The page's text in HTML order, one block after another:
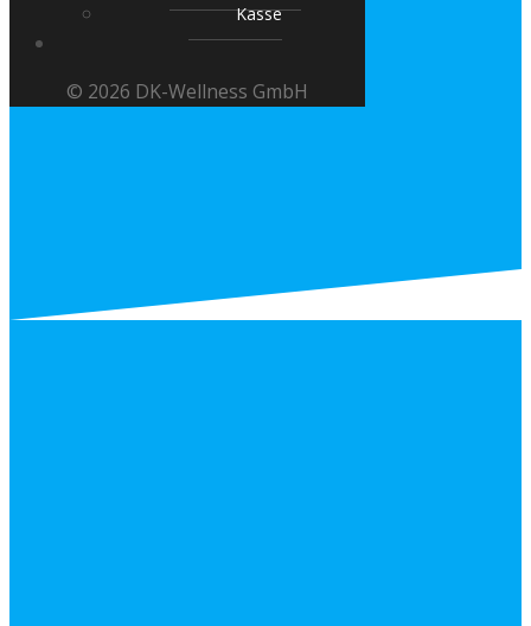
Kasse
© 2026 DK-Wellness GmbH